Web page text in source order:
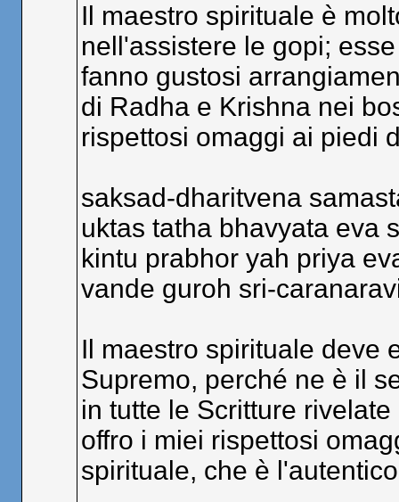
Il maestro spirituale è
nell'assistere le gopi;
fanno gustosi
di Radha e Krishna nei
rispettosi omaggi ai piedi
saksad-dharitvena
uktas tatha bhavyata eva
kintu prabhor yah priya
vande guroh sri-
Il maestro spirituale deve
Supremo, perché ne è il
in tutte le Scritture
offro i miei rispettosi
spirituale, che è